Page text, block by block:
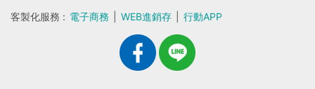
客製化服務 : 電子商務 WEB進銷存 行動APP